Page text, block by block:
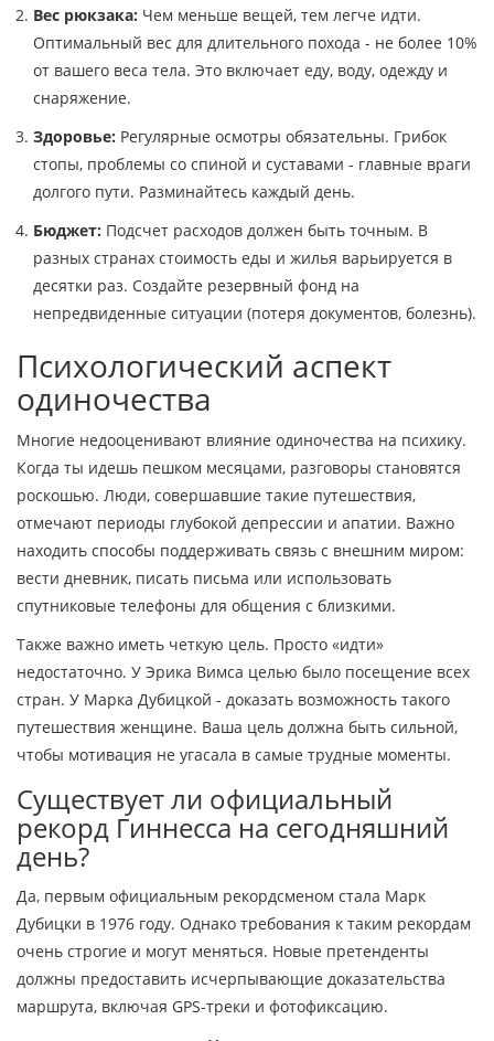
Вес рюкзака: Чем меньше вещей, тем легче идти.
Оптимальный вес для длительного похода - не более 10%
от вашего веса тела. Это включает еду, воду, одежду и
снаряжение.
Здоровье: Регулярные осмотры обязательны. Грибок
стопы, проблемы со спиной и суставами - главные враги
долгого пути. Разминайтесь каждый день.
Бюджет: Подсчет расходов должен быть точным. В
разных странах стоимость еды и жилья варьируется в
десятки раз. Создайте резервный фонд на
непредвиденные ситуации (потеря документов, болезнь).
Психологический аспект
одиночества
Многие недооценивают влияние одиночества на психику.
Когда ты идешь пешком месяцами, разговоры становятся
роскошью. Люди, совершавшие такие путешествия,
отмечают периоды глубокой депрессии и апатии. Важно
находить способы поддерживать связь с внешним миром:
вести дневник, писать письма или использовать
спутниковые телефоны для общения с близкими.
Также важно иметь четкую цель. Просто «идти»
недостаточно. У Эрика Вимса целью было посещение всех
стран. У Марка Дубицкой - доказать возможность такого
путешествия женщине. Ваша цель должна быть сильной,
чтобы мотивация не угасала в самые трудные моменты.
Существует ли официальный
рекорд Гиннесса на сегодняшний
день?
Да, первым официальным рекордсменом стала Марк
Дубицки в 1976 году. Однако требования к таким рекордам
очень строгие и могут меняться. Новые претенденты
должны предоставить исчерпывающие доказательства
маршрута, включая GPS-треки и фотофиксацию.